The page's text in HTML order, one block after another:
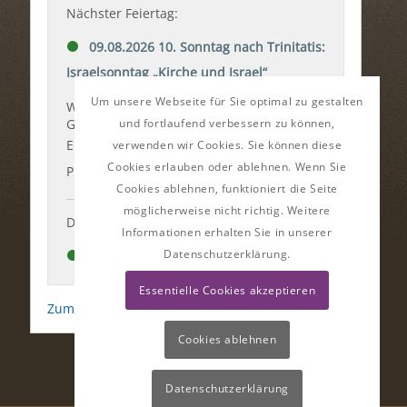
Um unsere Webseite für Sie optimal zu gestalten
und fortlaufend verbessern zu können,
verwenden wir Cookies. Sie können diese
Cookies erlauben oder ablehnen. Wenn Sie
Cookies ablehnen, funktioniert die Seite
möglicherweise nicht richtig. Weitere
Informationen erhalten Sie in unserer
Datenschutzerklärung.
Essentielle Cookies akzeptieren
Cookies ablehnen
Datenschutzerklärung